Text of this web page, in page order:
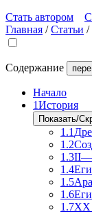
Стать автором
Главная /Статьи /
Содержание
Начало
1История
Показать/
1.1
1.2
1.3II—I
1.4
1.5
1.6
1.7XX